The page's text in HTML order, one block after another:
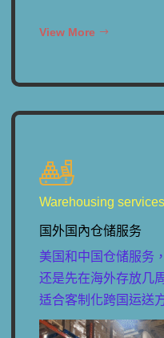
View More
Warehousing services
国外国內仓储服务
美国和中国仓储服务
还是先在海外存放几
适合客制化跨国运送